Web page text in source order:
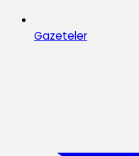
Gazeteler